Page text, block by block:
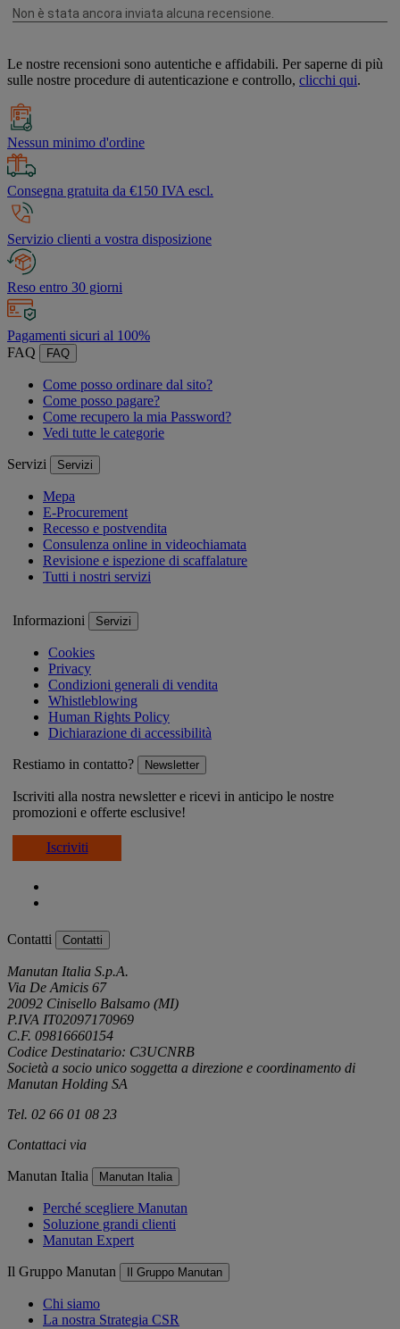
Le nostre recensioni sono autentiche e affidabili. Per saperne di più
sulle nostre procedure di autenticazione e controllo, clicchi qui.
Nessun minimo d'ordine
Consegna gratuita da €150 IVA escl.
Servizio clienti a vostra disposizione
Reso entro 30 giorni
Pagamenti sicuri al 100%
FAQ
FAQ
Come posso ordinare dal sito?
Come posso pagare?
Come recupero la mia Password?
Vedi tutte le categorie
Servizi Servizi
Mepa
E-Procurement
Recesso e postvendita
Consulenza online in videochiamata
Revisione e ispezione di scaffalature
Tutti i nostri servizi
Informazioni Servizi
Cookies
Privacy
Condizioni generali di vendita
Whistleblowing
Human Rights Policy
Dichiarazione di accessibilità
Restiamo in contatto? Newsletter
Iscriviti alla nostra newsletter e ricevi in anticipo le nostre
promozioni e offerte esclusive!
Iscriviti
Contatti Contatti
Manutan Italia S.p.A.
Via De Amicis 67
20092 Cinisello Balsamo (MI)
P.IVA IT02097170969
C.F. 09816660154
Codice Destinatario: C3UCNRB
Società a socio unico soggetta a direzione e coordinamento di
Manutan Holding SA
Tel. 02 66 01 08 23
Contattaci via
Manutan Italia Manutan Italia
Perché scegliere Manutan
Soluzione grandi clienti
Manutan Expert
Il Gruppo Manutan Il Gruppo Manutan
Chi siamo
La nostra Strategia CSR